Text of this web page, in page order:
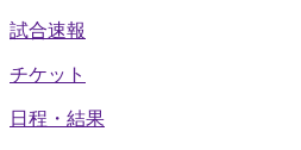
試合速報
チケット
日程・結果